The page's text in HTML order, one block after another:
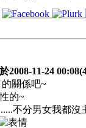
2008-11-24
關係吧~
的~
不分男女我都沒